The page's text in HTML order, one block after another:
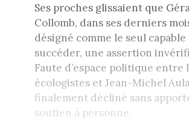
Ses proches glissaient que
Collomb, dans ses derniers
désigné comme le seul
succéder, une assertion
Faute d’espace politique entre
écologistes et Jean-Michel
finalement décliné sans
soutien à personne.